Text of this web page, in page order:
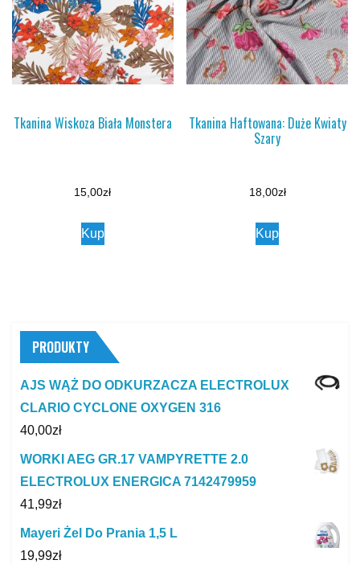
Tkanina Wiskoza Biała Monstera
15,00zł
Kup
Tkanina Haftowana: Duże Kwiaty
Szary
18,00zł
Kup
PRODUKTY
AJS WĄŻ DO ODKURZACZA ELECTROLUX
CLARIO CYCLONE OXYGEN 316
40,00zł
WORKI AEG GR.17 VAMPYRETTE 2.0
ELECTROLUX ENERGICA 7142479959
41,99zł
Mayeri Żel Do Prania 1,5 L
19,99zł